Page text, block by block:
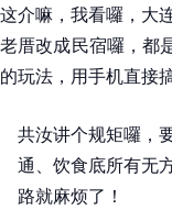
这介嘛，我看囉，大
老厝改成民宿囉，都
的玩法，用手机直接
共汝讲个规矩囉，
通、饮食底所有无
路就麻烦了！